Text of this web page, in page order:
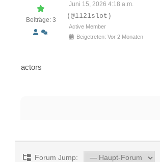
Beiträge: 3
Juni 15, 2026 4:18 a.m.
(@1121slot)
Active Member
Beigetreten: Vor 2 Monaten
actors
Forum Jump: